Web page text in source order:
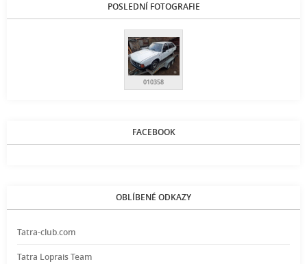
POSLEDNÍ FOTOGRAFIE
010358
FACEBOOK
OBLÍBENÉ ODKAZY
Tatra-club.com
Tatra Loprais Team